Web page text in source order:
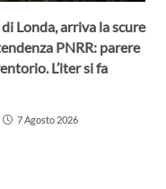
Londa, arriva la scure
PNRR: parere
L’iter si fa
7 Agosto 2026